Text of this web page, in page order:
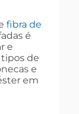
fibra de
é
e
de
e
em